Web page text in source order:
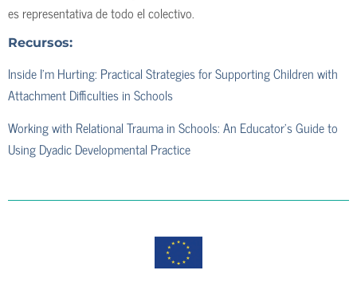
es representativa de todo el colectivo.
Recursos:
Inside I’m Hurting: Practical Strategies for Supporting Children with
Attachment Difficulties in Schools
Working with Relational Trauma in Schools: An Educator’s Guide to
Using Dyadic Developmental Practice